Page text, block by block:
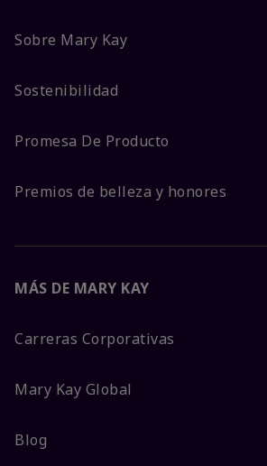
Sobre Mary Kay
Sostenibilidad
Promesa De Producto
Premios de belleza y honores
MÁS DE MARY KAY
Carreras Corporativas
Mary Kay Global
Blog